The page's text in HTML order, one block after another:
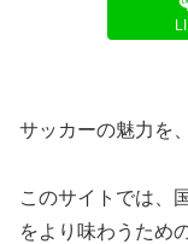
サッカーの魅力を
このサイトでは、
をより味わうため